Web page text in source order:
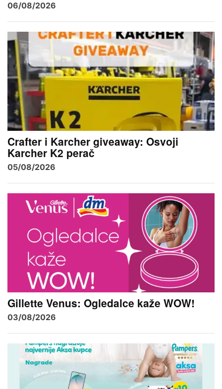
06/08/2026
Crafter i Karcher giveaway: Osvoji
Karcher K2 perač
05/08/2026
Gillette Venus: Ogledalce kaže WOW!
03/08/2026